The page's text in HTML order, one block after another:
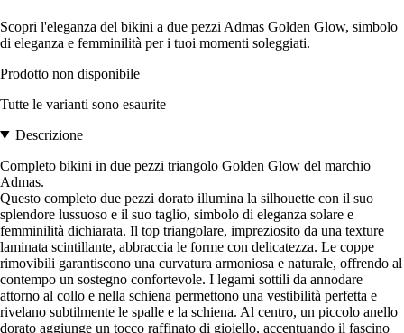
Scopri l'eleganza del bikini a due pezzi Admas Golden Glow, simbolo
di eleganza e femminilità per i tuoi momenti soleggiati.
Prodotto non disponibile
Tutte le varianti sono esaurite
Descrizione
Completo bikini in due pezzi triangolo Golden Glow del marchio
Admas.
Questo completo due pezzi dorato illumina la silhouette con il suo
splendore lussuoso e il suo taglio, simbolo di eleganza solare e
femminilità dichiarata. Il top triangolare, impreziosito da una texture
laminata scintillante, abbraccia le forme con delicatezza. Le coppe
rimovibili garantiscono una curvatura armoniosa e naturale, offrendo al
contempo un sostegno confortevole. I legami sottili da annodare
attorno al collo e nella schiena permettono una vestibilità perfetta e
rivelano subtilmente le spalle e la schiena. Al centro, un piccolo anello
dorato aggiunge un tocco raffinato di gioiello, accentuando il fascino